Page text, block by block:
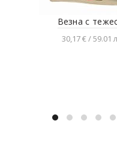
Везна с
30,17 € / 59.01